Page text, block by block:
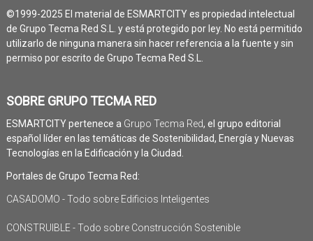
©1999-2025 El material de ESMARTCITY es propiedad intelectual
de Grupo Tecma Red S.L. y está protegido por ley. No está permitido
utilizarlo de ninguna manera sin hacer referencia a la fuente y sin
permiso por escrito de Grupo Tecma Red S.L.
SOBRE GRUPO TECMA RED
ESMARTCITY pertenece a Grupo Tecma Red, el grupo editorial
español líder en las temáticas de Sostenibilidad, Energía y Nuevas
Tecnologías en la Edificación y la Ciudad.
Portales de Grupo Tecma Red:
CASADOMO - Todo sobre Edificios Inteligentes
CONSTRUIBLE - Todo sobre Construcción Sostenible